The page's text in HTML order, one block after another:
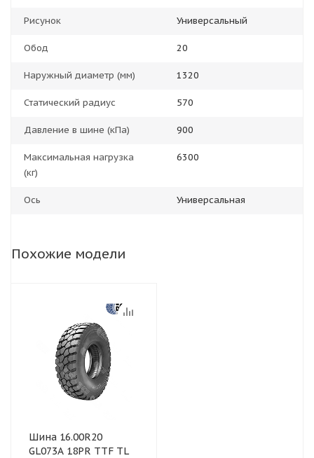
Рисунок Универсальный
Обод 20
Наружный диаметр (мм) 1320
Статический радиус 570
Давление в шине (кПа) 900
Максимальная нагрузка
(кг)
6300
Ось Универсальная
Похожие модели
Шина 16.00R20
GL073A 18PR TTF TL